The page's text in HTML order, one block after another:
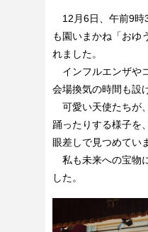
12月6日、午前9時
も園いまかね「おゆ
れました。
インフルエンザや
会場換気の時間も設
可愛い天使たちが
踊ったりする様子を
眼差しで見つめてい
私も未来への宝物
した。